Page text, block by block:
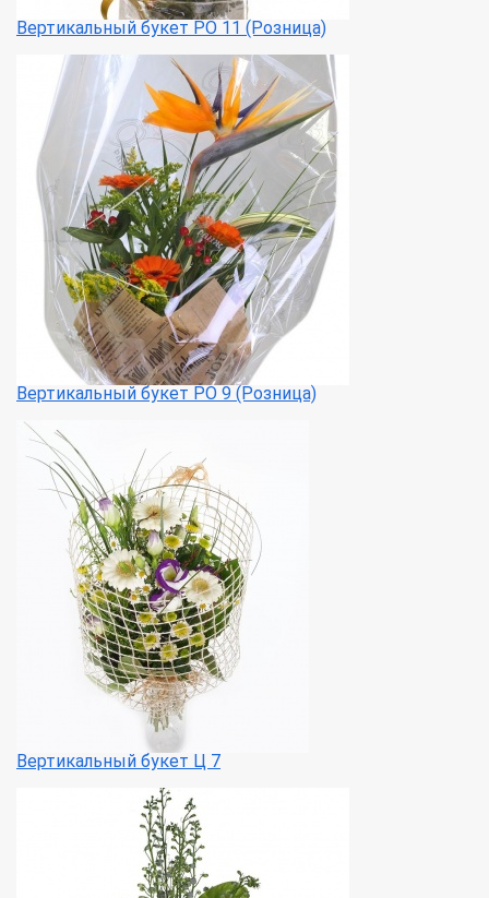
Вертикальный букет РО 11 (Розница)
Вертикальный букет РО 9 (Розница)
Вертикальный букет Ц 7